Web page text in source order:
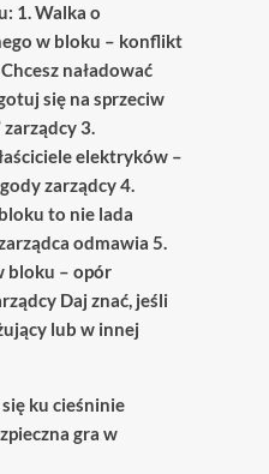
1. Walka o
w bloku – konflikt
naładować
się na sprzeciw
3.
elektryków –
zarządcy 4.
to nie lada
odmawia 5.
bloku – opór
Daj znać, jeśli
lub w innej
ku cieśninie
gra w